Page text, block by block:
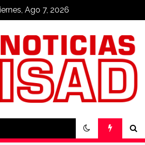
Ago 7, 2026
ISAD
POR NUESTROS